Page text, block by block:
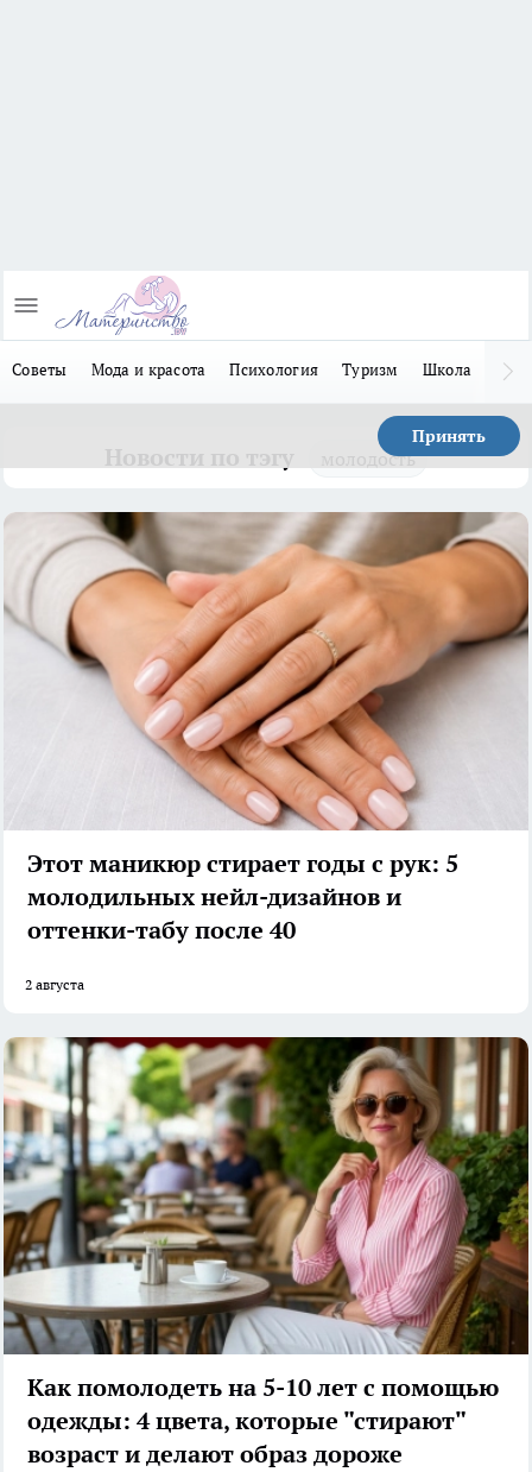
Советы Мода и красота Психология Туризм Школа
Принять
молодость
Этот маникюр стирает годы с рук: 5
молодильных нейл-дизайнов и
оттенки-табу после 40
2 августа
Как помолодеть на 5-10 лет с помощью
одежды: 4 цвета, которые "стирают"
возраст и делают образ дороже